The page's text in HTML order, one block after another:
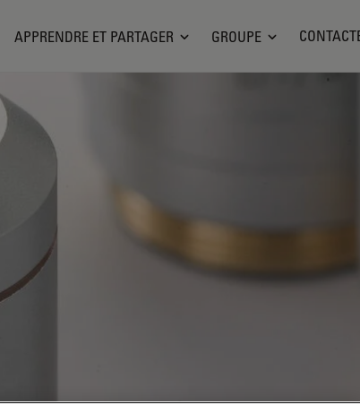
APPRENDRE ET PARTAGER GROUPE